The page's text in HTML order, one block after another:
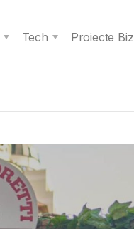
Tech
Proiecte Biz